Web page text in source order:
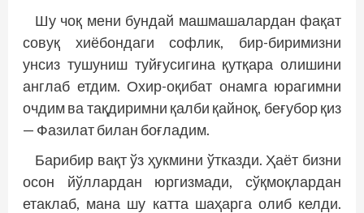
Шу чоқ мени бундай машмашалардан фақат
совуқ хиёбондаги софлик, бир-биримизни
унсиз тушуниш туйғусигина қутқара олишини
англаб етдим. Охир-оқибат онамга юрагимни
очдим ва тақдиримни қалби қайноқ, беғубор қиз
— Фазилат билан боғладим.
Барибир вақт ўз ҳукмини ўтказди. Ҳаёт бизни
осон йўллардан юргизмади, сўқмоқлардан
етаклаб, мана шу катта шаҳарга олиб келди.